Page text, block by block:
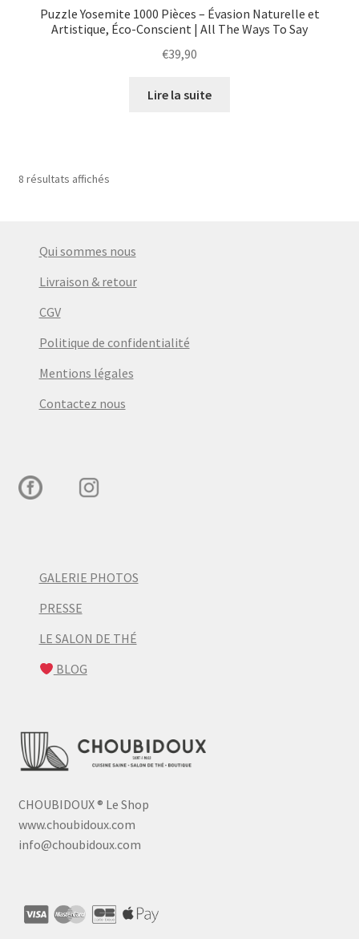
Puzzle Yosemite 1000 Pièces – Évasion Naturelle et
Artistique, Éco-Conscient | All The Ways To Say
€39,90
Lire la suite
8 résultats affichés
Qui sommes nous
Livraison & retour
CGV
Politique de confidentialité
Mentions légales
Contactez nous
GALERIE PHOTOS
PRESSE
LE SALON DE THÉ
BLOG
CHOUBIDOUX® Le Shop
www.choubidoux.com
info@choubidoux.com